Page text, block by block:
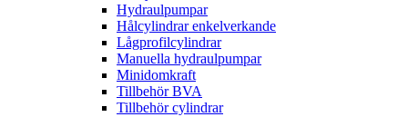
Hydraulpumpar
Hålcylindrar enkelverkande
Lågprofilcylindrar
Manuella hydraulpumpar
Minidomkraft
Tillbehör BVA
Tillbehör cylindrar